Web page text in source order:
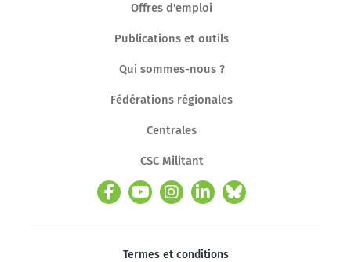
Offres d'emploi
Publications et outils
Qui sommes-nous ?
Fédérations régionales
Centrales
CSC Militant
Termes et conditions